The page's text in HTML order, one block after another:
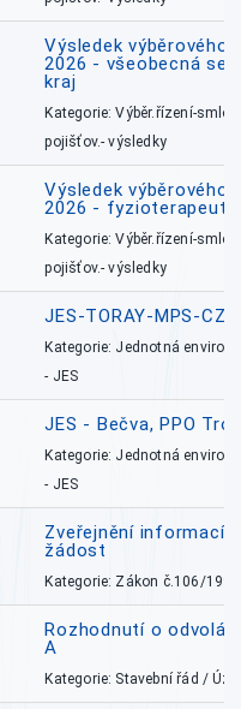
Výsledek výběrového
2026 - všeobecná
kraj
Kategorie: Výběr.řízení-
pojišťov.- výsledky
Výsledek výběrového
2026 - fyzioterapeut,
Kategorie: Výběr.řízení-
pojišťov.- výsledky
JES-TORAY-MPS-CZ
Kategorie: Jednotná
- JES
JES - Bečva, PPO
Kategorie: Jednotná
- JES
Zveřejnění informací
žádost
Kategorie: Zákon č.106/1999
Rozhodnutí o
A
Kategorie: Stavební řád /